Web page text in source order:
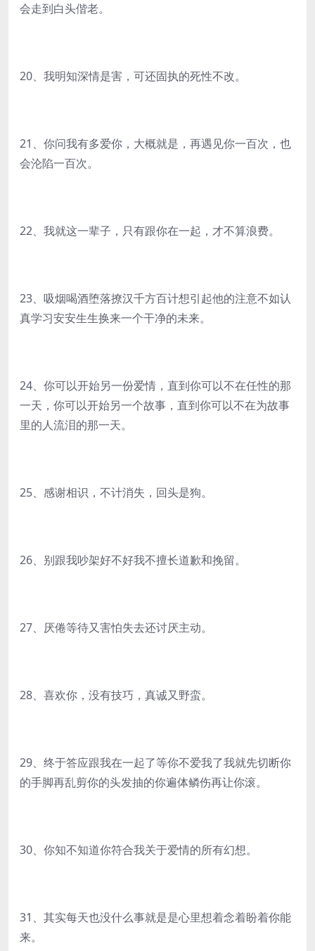
会走到白头偕老。
20、我明知深情是害，可还固执的死性不改。
21、你问我有多爱你，大概就是，再遇见你一百次，也
会沦陷一百次。
22、我就这一辈子，只有跟你在一起，才不算浪费。
23、吸烟喝酒堕落撩汉千方百计想引起他的注意不如认
真学习安安生生换来一个干净的未来。
24、你可以开始另一份爱情，直到你可以不在任性的那
一天，你可以开始另一个故事，直到你可以不在为故事
里的人流泪的那一天。
25、感谢相识，不计消失，回头是狗。
26、别跟我吵架好不好我不擅长道歉和挽留。
27、厌倦等待又害怕失去还讨厌主动。
28、喜欢你，没有技巧，真诚又野蛮。
29、终于答应跟我在一起了等你不爱我了我就先切断你
的手脚再乱剪你的头发抽的你遍体鳞伤再让你滚。
30、你知不知道你符合我关于爱情的所有幻想。
31、其实每天也没什么事就是是心里想着念着盼着你能
来。